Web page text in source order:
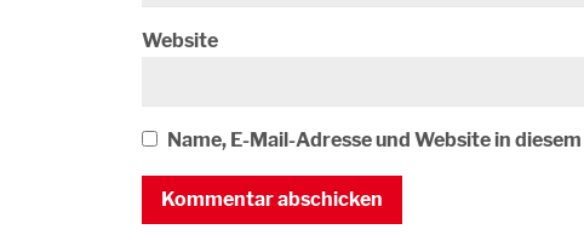
Website
Name, E-Mail-Adresse und Website in